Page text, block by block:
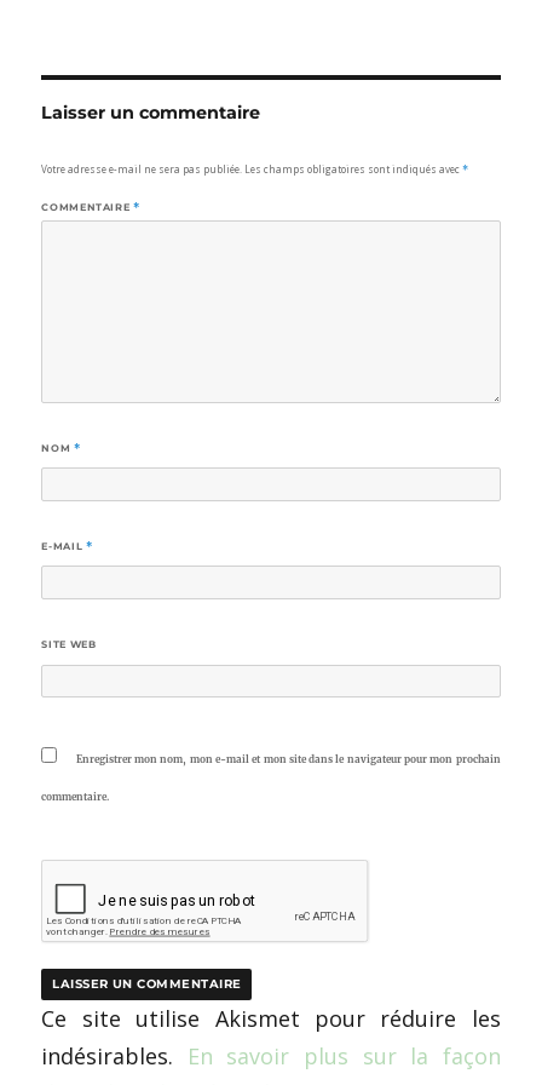
Laisser un commentaire
Votre adresse e-mail ne sera pas publiée. Les champs obligatoires sont indiqués avec*
COMMENTAIRE *
NOM *
E-MAIL *
SITE WEB
Enregistrer mon nom, mon e-mail et mon site dans le navigateur pour mon prochain
commentaire.
Ce site utilise Akismet pour réduire les
indésirables. En savoir plus sur la façon